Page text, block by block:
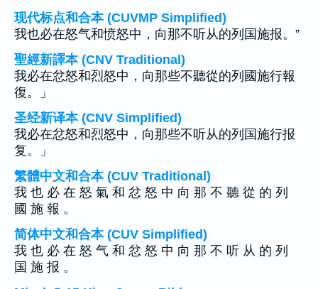
现代标点和合本 (CUVMP Simplified)
我也必在怒气和愤怒中，向那不听从的列国施报。”
聖經新譯本 (CNV Traditional)
我必在忿怒和烈怒中，向那些不聽從的列國施行報
復。」
圣经新译本 (CNV Simplified)
我必在忿怒和烈怒中，向那些不听从的列国施行报
复。」
繁體中文和合本 (CUV Traditional)
我 也 必 在 怒 氣 和 忿 怒 中 向 那 不 聽 從 的 列
國 施 報 。
简体中文和合本 (CUV Simplified)
我 也 必 在 怒 气 和 忿 怒 中 向 那 不 听 从 的 列
国 施 报 。